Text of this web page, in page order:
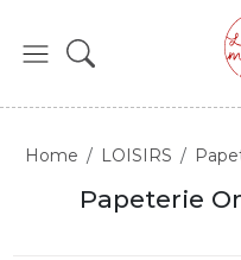
Home LOISIRS
Papeterie